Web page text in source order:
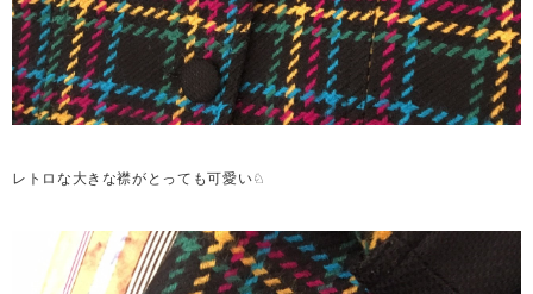
レトロな大きな襟がとっても可愛い♘